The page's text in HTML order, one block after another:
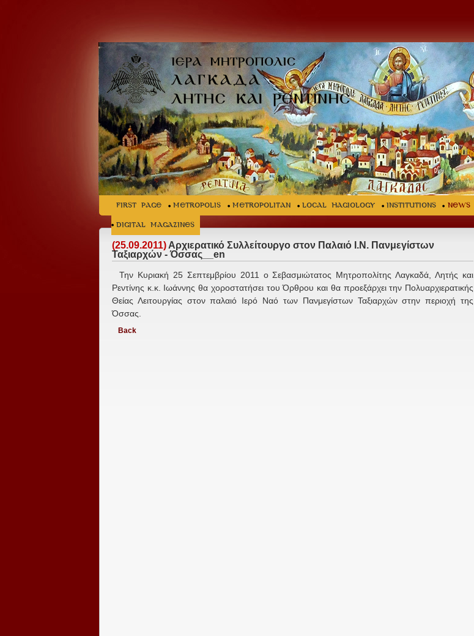
FIRST PAGE METROPOLIS METROPOLITAN LOCAL HAGIOLOGY INSTITUTIONS NEWS
Digital Magazines
(25.09.2011) Αρχιερατικό Συλλείτουργο στον Παλαιό Ι.Ν. Πανμεγίστων
Ταξιαρχών - Όσσας__en
Την Κυριακή 25 Σεπτεμβρίου 2011 ο Σεβασμιώτατος Μητροπολίτης Λαγκαδά, Λητής και
Ρεντίνης κ.κ. Ιωάννης θα χοροστατήσει του Όρθρου και θα προεξάρχει την Πολυαρχιερατικής
Θείας Λειτουργίας στον παλαιό Ιερό Ναό των Πανμεγίστων Ταξιαρχών στην περιοχή της
Όσσας.
Back